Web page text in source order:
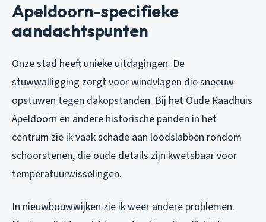
Apeldoorn-specifieke
aandachtspunten
Onze stad heeft unieke uitdagingen. De
stuwwalligging zorgt voor windvlagen die sneeuw
opstuwen tegen dakopstanden. Bij het Oude Raadhuis
Apeldoorn en andere historische panden in het
centrum zie ik vaak schade aan loodslabben rondom
schoorstenen, die oude details zijn kwetsbaar voor
temperatuurwisselingen.
In nieuwbouwwijken zie ik weer andere problemen.